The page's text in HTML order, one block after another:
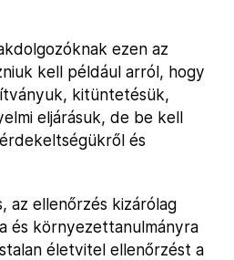
ezen az
kell például arról, hogy
kitüntetésük,
eljárásuk, de be kell
és
az ellenőrzés kizárólag
és környezettanulmányra
életvitel ellenőrzést a